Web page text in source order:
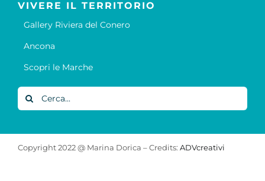
VIVERE IL TERRITORIO
Gallery Riviera del Conero
Ancona
Scopri le Marche
Cerca
per:
Copyright 2022 @ Marina Dorica – Credits: ADVcreativi